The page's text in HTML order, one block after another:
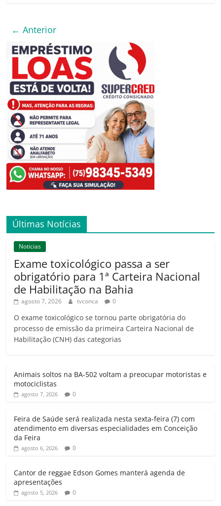
← Anterior
Últimas Notícias
Noticias
Exame toxicológico passa a ser
obrigatório para 1ª Carteira Nacional
de Habilitação na Bahia
agosto 7, 2026 tvconca 0
O exame toxicológico se tornou parte obrigatória do
processo de emissão da primeira Carteira Nacional de
Habilitação (CNH) das categorias
Animais soltos na BA-502 voltam a preocupar motoristas e
motociclistas
agosto 7, 2026 0
Feira de Saúde será realizada nesta sexta-feira (7) com
atendimento em diversas especialidades em Conceição
da Feira
agosto 6, 2026 0
Cantor de reggae Edson Gomes manterá agenda de
apresentações
agosto 5, 2026 0